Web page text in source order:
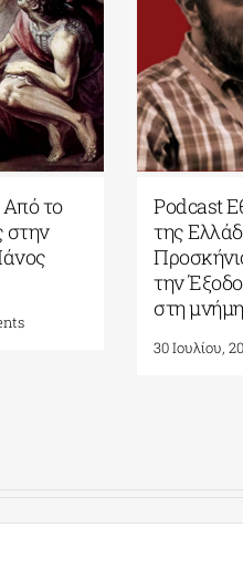
Από το
στην
ο Πάνος
0 Comments
30